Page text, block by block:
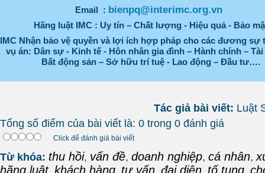
Email : bienpq@interimc.org.vn
Hãng luật IMC : Uy tín – Chất lượng - Hiệu quả - Bảo
IMC Nhận bảo vệ quyền và lợi ích hợp pháp cho các đương sự
vụ án: Dân sự - Kinh tế - Hôn nhân gia đình – Hành chính –
Bất động sản – Sở hữu trí tuệ - Lao động – Đầu tư….
Tác giả bài viết: Luật
Tổng số điểm của bài viết là: 0 trong 0 đánh giá
Click để đánh giá bài viết
Từ khóa: thu hồi, vấn đề, doanh nghiệp, cá nhân,
hãng luật, khách hàng, tư vấn, đại diện, tố tụng,